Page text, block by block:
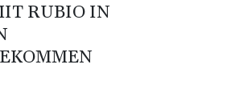
in Hessen: Tatverdächtiger wieder auf
im Juni leicht gestiegen
RUBIO IN